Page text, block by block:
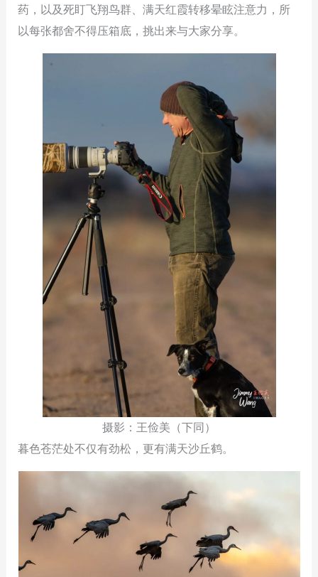
药，以及死盯飞翔鸟群、满天红霞转移晕眩注意力，所
以每张都舍不得压箱底，挑出来与大家分享。
摄影：王俭美（下同）
暮色苍茫处不仅有劲松，更有满天沙丘鹤。